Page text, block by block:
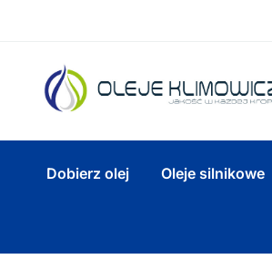
Dobierz olej Oleje silnikowe